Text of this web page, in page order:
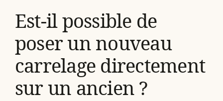
Est-il possible de
poser un nouveau
carrelage directement
sur un ancien ?